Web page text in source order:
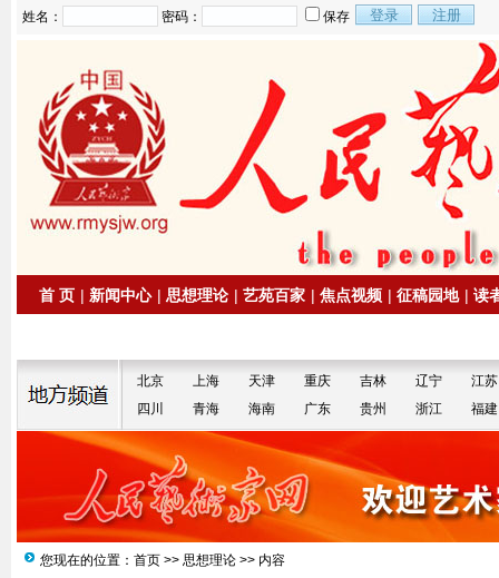
姓名： 密码： 保存
首 页 | 新闻中心 | 思想理论 | 艺苑百家 | 焦点视频 | 征稿园地 | 读
北京 上海 天津 重庆 吉林 辽宁
江苏
四川
青海 海南 广东 贵州 浙江 福建
您现在的位置： 首页 >> 思想理论 >> 内容